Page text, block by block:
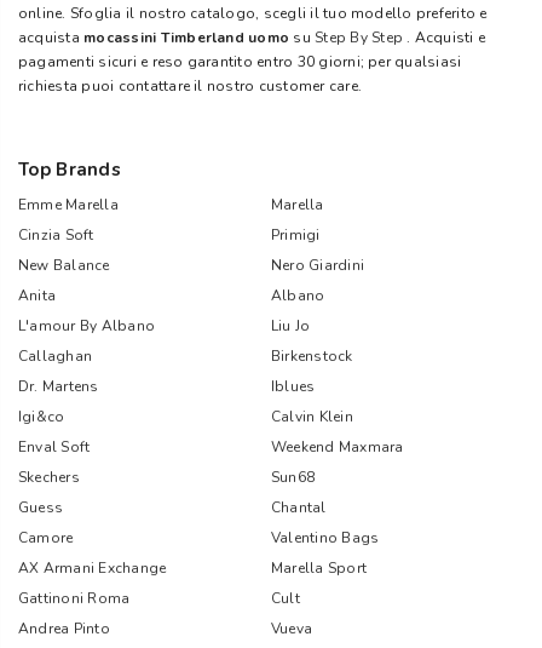
online. Sfoglia il nostro catalogo, scegli il tuo modello preferito e
acquista mocassini Timberland uomo suStep By Step . Acquisti e
pagamenti sicuri e reso garantito entro 30 giorni; per qualsiasi
richiesta puoi contattare il nostro customer care.
Top Brands
Emme Marella
Marella
Cinzia Soft
Primigi
New Balance
Nero Giardini
Anita
Albano
L'amour By Albano
Liu Jo
Callaghan
Birkenstock
Dr. Martens
Iblues
Igi&co
Calvin Klein
Enval Soft
Weekend Maxmara
Skechers
Sun68
Guess
Chantal
Camore
Valentino Bags
AX Armani Exchange
Marella Sport
Gattinoni Roma
Cult
Andrea Pinto
Vueva